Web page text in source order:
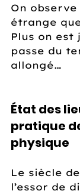
On
étrange
Plus on est
passe du
allongé…
État des
pratique
physique
Le siècle
l’essor de